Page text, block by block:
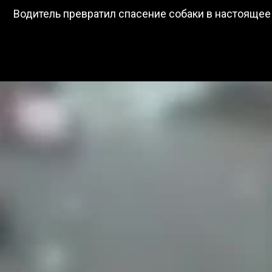
Водитель превратил спасение собаки в